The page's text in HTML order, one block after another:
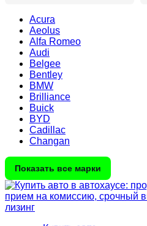
Acura
Aeolus
Alfa Romeo
Audi
Belgee
Bentley
BMW
Brilliance
Buick
BYD
Cadillac
Changan
Показать все марки